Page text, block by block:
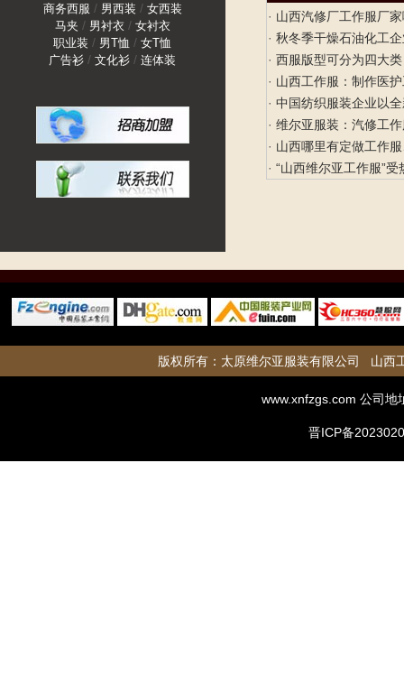
商务西服 / 男西装 / 女西装
马夹 / 男衬衣 / 女衬衣
职业装 / 男T恤 /女T恤
广告衫 /文化衫 /连体装
· 山西汽修厂工作服厂
· 秋冬季干燥石油化工
· 西服版型可分为四大
· 山西工作服：制作医
· 中国纺织服装企业以
· 维尔亚服装：汽修工
· 山西哪里有定做工作
· “山西维尔亚工作服”受
版权所有： 太原维尔亚服装有限公司 山西
www.xnfzgs.com 公司地
晋ICP备